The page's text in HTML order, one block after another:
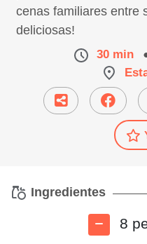
cenas familiares entre
deliciosas!
30 min
Ingredientes
8